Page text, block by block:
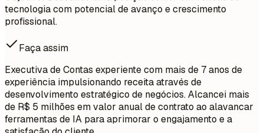
tecnologia com potencial de avanço e crescimento
profissional.
Faça assim
Executiva de Contas experiente com mais de 7 anos de
experiência impulsionando receita através de
desenvolvimento estratégico de negócios. Alcancei mais
de R$ 5 milhões em valor anual de contrato ao alavancar
ferramentas de IA para aprimorar o engajamento e a